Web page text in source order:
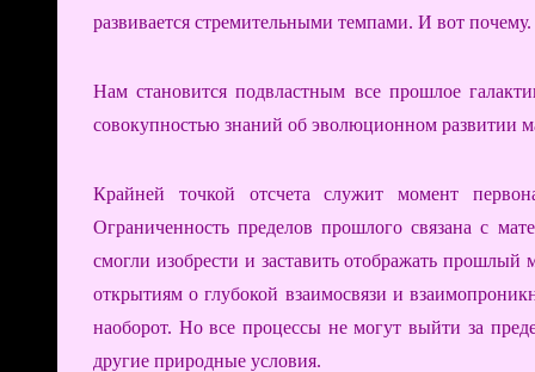
развивается стремительными темпами. И вот почему.
Нам становится подвластным все прошлое
совокупностью знаний об эволюционном развитии
Крайней точкой отсчета служит момент
Ограниченность пределов прошлого связана с
смогли изобрести и заставить отображать
открытиям о глубокой взаимосвязи и
наоборот. Но все процессы не могут выйти за
другие природные условия.